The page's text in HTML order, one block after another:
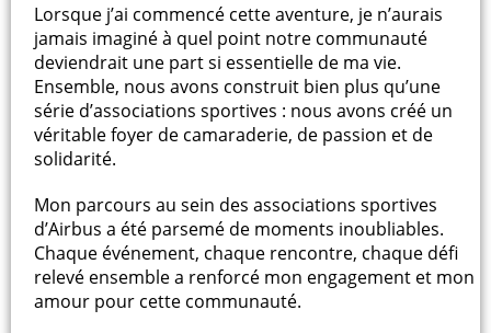
Lorsque j’ai commencé cette aventure, je n’aurais
jamais imaginé à quel point notre communauté
deviendrait une part si essentielle de ma vie.
Ensemble, nous avons construit bien plus qu’une
série d’associations sportives : nous avons créé un
véritable foyer de camaraderie, de passion et de
solidarité.
Mon parcours au sein des associations sportives
d’Airbus a été parsemé de moments inoubliables.
Chaque événement, chaque rencontre, chaque défi
relevé ensemble a renforcé mon engagement et mon
amour pour cette communauté.